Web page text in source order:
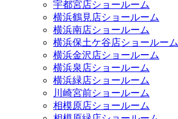
宇都宮店ショールーム
横浜鶴見店ショールーム
横浜南店ショールーム
横浜保土ケ谷店ショールーム
横浜金沢店ショールーム
横浜泉店ショールーム
横浜緑店ショールーム
川崎宮前ショールーム
相模原店ショールーム